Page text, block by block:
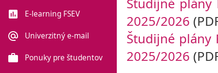
2025/2026
Študijné plány
2025/2026
poll E-learning FSEV
alternate_email Univerzitný e-mail
work Ponuky pre študentov